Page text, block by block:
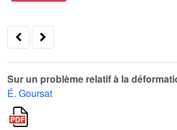
Sur un problème relatif à la
É. Goursat